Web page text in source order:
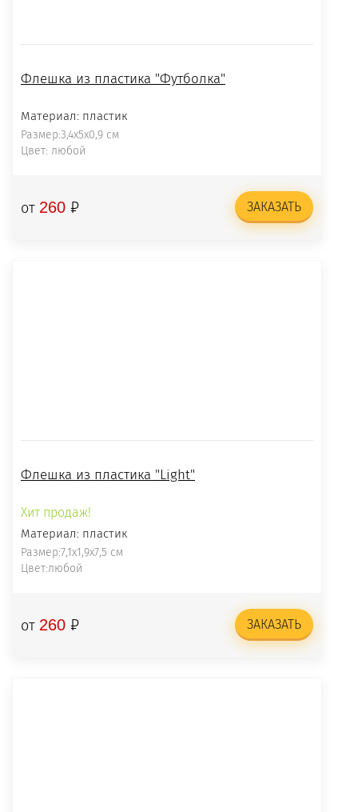
Флешка из пластика "Футболка"
Материал: пластик
Размер:3,4х5х0,9 см
Цвет: любой
от 260 ₽ ЗАКАЗАТЬ
Флешка из пластика "Light"
Хит продаж!
Материал: пластик
Размер:7,1x1,9x7,5 см
Цвет:любой
от 260 ₽ ЗАКАЗАТЬ